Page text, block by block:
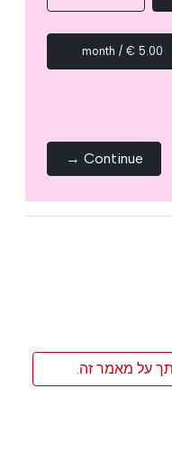
5.00 € / month
Continue →
על מאמר זה.